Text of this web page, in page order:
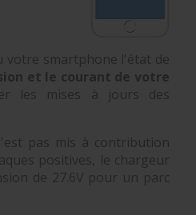
votre smartphone l'état de
et le courant de votre
les mises à jours des
pas mis à contribution
positives, le chargeur
de 27.6V pour un parc